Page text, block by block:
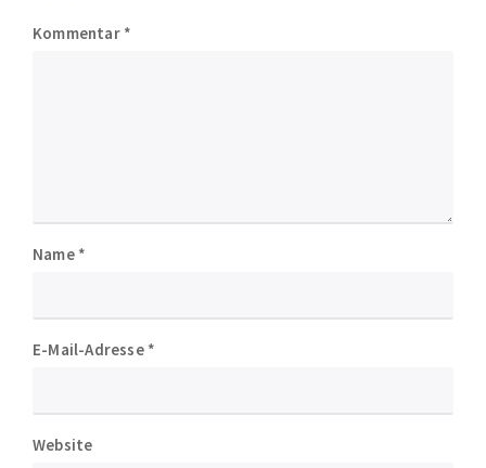
Kommentar *
Name *
E-Mail-Adresse *
Website